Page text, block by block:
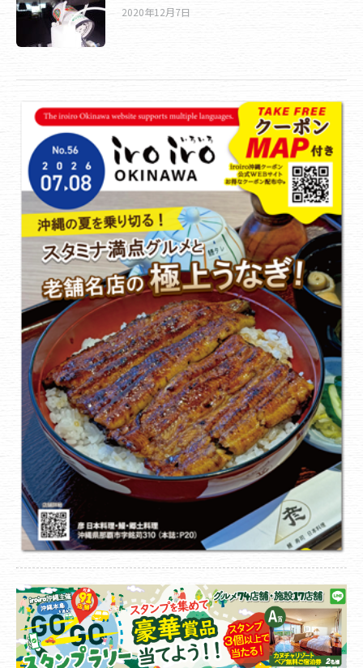
2020年12月7日